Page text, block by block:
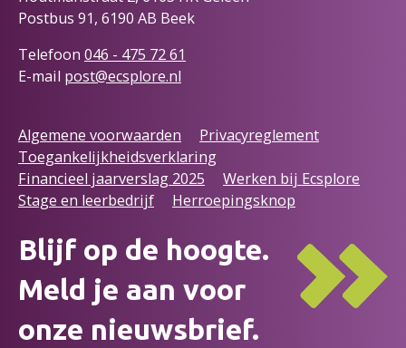
Postbus 91, 6190 AB Beek
Telefoon 046 - 475 7261
E-mail post@ecsplore.nl
Algemene voorwaarden
Privacyreglement
Toegankelijkheidsverklaring
Financieel jaarverslag 2025
Werken bij Ecsplore
Stage en leerbedrijf
Herroepingsknop
Blijf op de hoogte.
Meld je aan voor
onze nieuwsbrief.